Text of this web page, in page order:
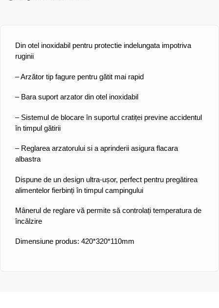
Din otel inoxidabil pentru protectie indelungata impotriva
ruginii
– Arzător tip fagure pentru gătit mai rapid
– Bara suport arzator din otel inoxidabil
– Sistemul de blocare în suportul cratiței previne accidentul
în timpul gătirii
– Reglarea arzatorului si a aprinderii asigura flacara
albastra
Dispune de un design ultra-ușor, perfect pentru pregătirea
alimentelor fierbinți în timpul campingului
Mânerul de reglare vă permite să controlați temperatura de
încălzire
Dimensiune produs: 420*320*110mm